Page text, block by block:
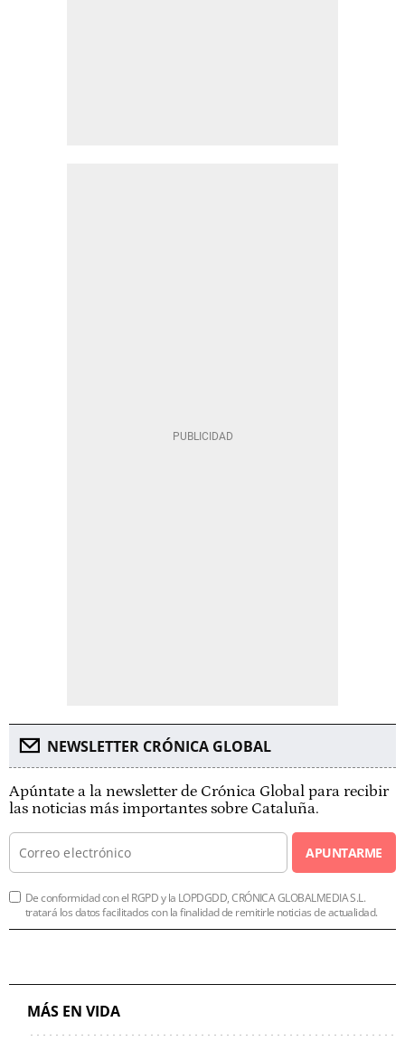
NEWSLETTER CRÓNICA GLOBAL
Apúntate a la newsletter de Crónica Global para recibir
las noticias más importantes sobre Cataluña.
APUNTARME
De conformidad con el RGPD y la LOPDGDD, CRÓNICA GLOBALMEDIA S.L.
tratará los datos facilitados con la finalidad de remitirle noticias de actualidad.
MÁS EN VIDA